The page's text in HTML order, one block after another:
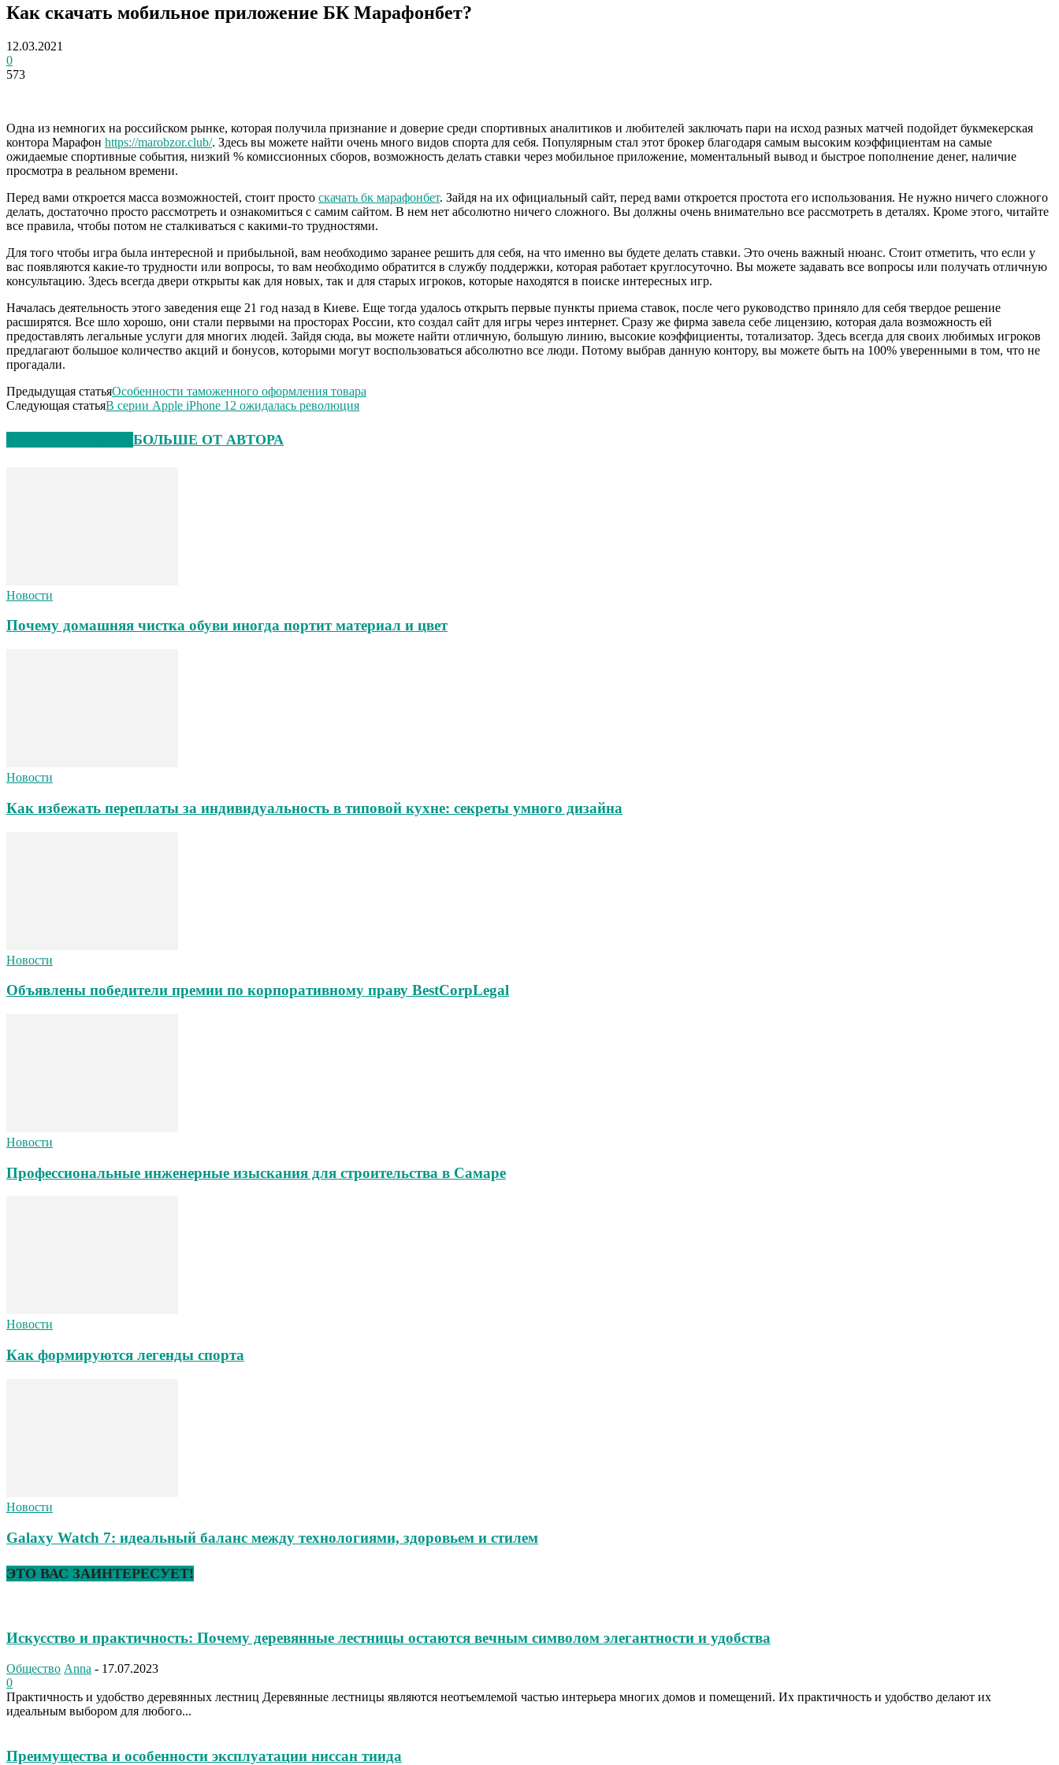
Как скачать мобильное приложение БК Марафонбет?
12.03.2021
0
573
Одна из немногих на российском рынке, которая получила признание и доверие среди спортивных аналитиков и любителей заключать пари на исход разных матчей подойдет букмекерская
контора Марафон https://marobzor.club/. Здесь вы можете найти очень много видов спорта для себя. Популярным стал этот брокер благодаря самым высоким коэффициентам на самые
ожидаемые спортивные события, низкий % комиссионных сборов, возможность делать ставки через мобильное приложение, моментальный вывод и быстрое пополнение денег, наличие
просмотра в реальном времени.
Перед вами откроется масса возможностей, стоит просто скачать бк марафонбет. Зайдя на их официальный сайт, перед вами откроется простота его использования. Не нужно ничего сложного
делать, достаточно просто рассмотреть и ознакомиться с самим сайтом. В нем нет абсолютно ничего сложного. Вы должны очень внимательно все рассмотреть в деталях. Кроме этого, читайте
все правила, чтобы потом не сталкиваться с какими-то трудностями.
Для того чтобы игра была интересной и прибыльной, вам необходимо заранее решить для себя, на что именно вы будете делать ставки. Это очень важный нюанс. Стоит отметить, что если у
вас появляются какие-то трудности или вопросы, то вам необходимо обратится в службу поддержки, которая работает круглосуточно. Вы можете задавать все вопросы или получать отличную
консультацию. Здесь всегда двери открыты как для новых, так и для старых игроков, которые находятся в поиске интересных игр.
Началась деятельность этого заведения еще 21 год назад в Киеве. Еще тогда удалось открыть первые пункты приема ставок, после чего руководство приняло для себя твердое решение
расширятся. Все шло хорошо, они стали первыми на просторах России, кто создал сайт для игры через интернет. Сразу же фирма завела себе лицензию, которая дала возможность ей
предоставлять легальные услуги для многих людей. Зайдя сюда, вы можете найти отличную, большую линию, высокие коэффициенты, тотализатор. Здесь всегда для своих любимых игроков
предлагают большое количество акций и бонусов, которыми могут воспользоваться абсолютно все люди. Потому выбрав данную контору, вы можете быть на 100% уверенными в том, что не
прогадали.
Предыдущая статьяОсобенности таможенного оформления товара
Следующая статьяВ серии Apple iPhone 12 ожидалась революция
БОЛЬШЕ ОТ АВТОРА
Новости
Почему домашняя чистка обуви иногда портит материал и цвет
Новости
Как избежать переплаты за индивидуальность в типовой кухне: секреты умного дизайна
Новости
Объявлены победители премии по корпоративному праву BestCorpLegal
Новости
Профессиональные инженерные изыскания для строительства в Самаре
Новости
Как формируются легенды спорта
Новости
Galaxy Watch 7: идеальный баланс между технологиями, здоровьем и стилем
ЭТО ВАС ЗАИНТЕРЕСУЕТ!
Искусство и практичность: Почему деревянные лестницы остаются вечным символом элегантности и удобства
Общество Anna - 17.07.2023
0
Практичность и удобство деревянных лестниц Деревянные лестницы являются неотъемлемой частью интерьера многих домов и помещений. Их практичность и удобство делают их
идеальным выбором для любого...
Преимущества и особенности эксплуатации ниссан тиида